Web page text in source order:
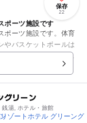
保存
22
ポーツ施設です
ポーツ施設です。体育
やバスケットボールは
ルームも備えられてい
グリーン
湯, ホテル・旅館